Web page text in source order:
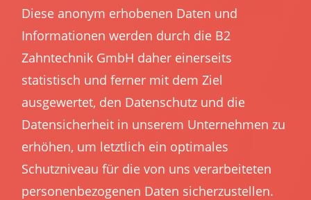
Diese anonym erhobenen Daten und
Informationen werden durch die B2
Zahntechnik GmbH daher einerseits
statistisch und ferner mit dem Ziel
ausgewertet, den Datenschutz und die
Datensicherheit in unserem Unternehmen zu
erhöhen, um letztlich ein optimales
Schutzniveau für die von uns verarbeiteten
personenbezogenen Daten sicherzustellen.